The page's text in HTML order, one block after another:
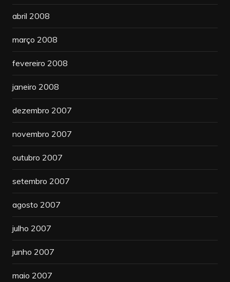
abril 2008
março 2008
fevereiro 2008
janeiro 2008
dezembro 2007
novembro 2007
outubro 2007
setembro 2007
agosto 2007
julho 2007
junho 2007
maio 2007